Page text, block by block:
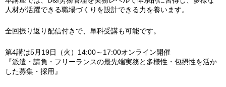
人材が活躍できる職場づくりを設計できる力を養います。
全回振り返り配信付きで、単科受講も可能です。
第4講は5月19日（火）14:00～17:00オンライン開催
『派遣・請負・フリーランスの最先端実務と多様性・包摂性を活か
した募集・採用』